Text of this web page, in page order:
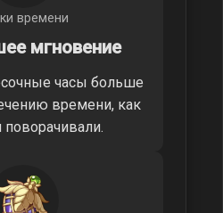
времени
мгновение
часы больше
времени, как